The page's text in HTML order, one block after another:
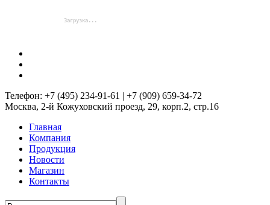
Телефон: +7 (495) 234-91-61 | +7 (909) 659-34-72
Москва, 2-й Кожуховский проезд, 29, корп.2, стр.16
Главная
Компания
Продукция
Новости
Магазин
Контакты